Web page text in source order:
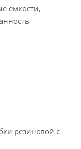
емкости,
резиновой с